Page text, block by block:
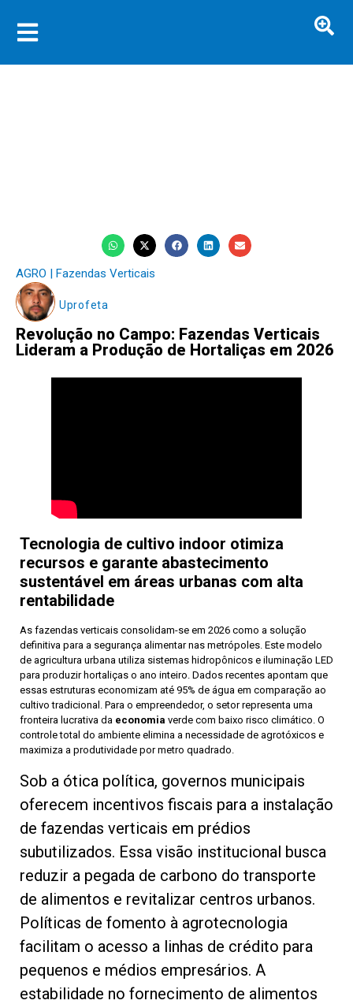
AGRO | Fazendas Verticais
Uprofeta
Revolução no Campo: Fazendas Verticais
Lideram a Produção de Hortaliças em 2026
Tecnologia de cultivo indoor otimiza
recursos e garante abastecimento
sustentável em áreas urbanas com alta
rentabilidade
As fazendas verticais consolidam-se em 2026 como a solução
definitiva para a segurança alimentar nas metrópoles. Este modelo
de agricultura urbana utiliza sistemas hidropônicos e iluminação LED
para produzir hortaliças o ano inteiro. Dados recentes apontam que
essas estruturas economizam até 95% de água em comparação ao
cultivo tradicional. Para o empreendedor, o setor representa uma
fronteira lucrativa da economia verde com baixo risco climático. O
controle total do ambiente elimina a necessidade de agrotóxicos e
maximiza a produtividade por metro quadrado.
Sob a ótica política, governos municipais
oferecem incentivos fiscais para a instalação
de fazendas verticais em prédios
subutilizados. Essa visão institucional busca
reduzir a pegada de carbono do transporte
de alimentos e revitalizar centros urbanos.
Políticas de fomento à agrotecnologia
facilitam o acesso a linhas de crédito para
pequenos e médios empresários. A
estabilidade no fornecimento de alimentos